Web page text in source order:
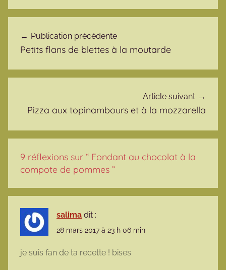
Publication précédente
Petits flans de blettes à la moutarde
Article suivant
Pizza aux topinambours et à la mozzarella
9 réflexions sur “ Fondant au chocolat à la
compote de pommes ”
salima dit :
28 mars 2017 à 23 h 06 min
je suis fan de ta recette ! bises